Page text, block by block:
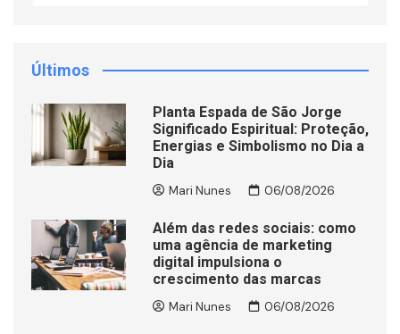
Últimos
Planta Espada de São Jorge
Significado Espiritual: Proteção,
Energias e Simbolismo no Dia a
Dia
Mari Nunes 06/08/2026
Além das redes sociais: como
uma agência de marketing
digital impulsiona o
crescimento das marcas
Mari Nunes 06/08/2026